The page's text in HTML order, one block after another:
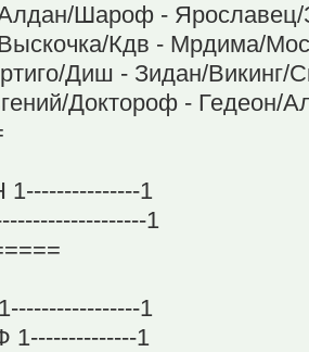
Шароф - Ярославец/
Кдв - Мрдима/
Диш - Зидан/Викинг/
Доктороф - Гедеон/
1
1
1
1